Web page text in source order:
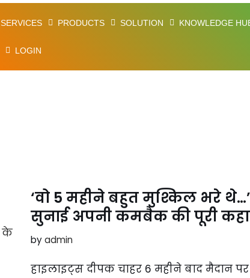
SERVICES PRODUCTS SOLUTION KNOWLEDGE
LOGIN
‘वो 5 महीने बहुत मुश्किल भरे
सुनाई अपनी कमबैक की पूरी
byadmin
हाइलाइट्स दीपक चाहर 6 महीने बाद मैदान